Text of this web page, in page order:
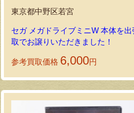
東京都中野区若宮
セガ メガドライブミニW 本体を出
取でお譲りいただきました！
参考買取価格 6,000円